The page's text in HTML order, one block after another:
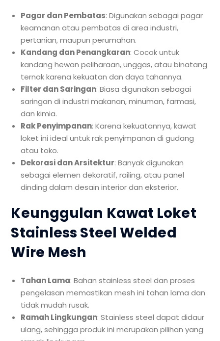
Pagar dan Pembatas: Digunakan sebagai pagar
keamanan atau pembatas di area industri,
pertanian, maupun perumahan.
Kandang dan Penangkaran: Cocok untuk
kandang hewan peliharaan, unggas, atau binatang
ternak karena kekuatan dan daya tahannya.
Filter dan Saringan: Biasa digunakan sebagai
saringan di industri makanan, minuman, farmasi,
dan kimia.
Rak Penyimpanan: Karena kekuatannya, kawat
loket ini ideal untuk rak penyimpanan di gudang
atau toko.
Dekorasi dan Arsitektur: Banyak digunakan
sebagai elemen dekoratif, railing, atau panel
dinding dalam desain interior dan eksterior.
Keunggulan Kawat Loket
Stainless Steel Welded
Wire Mesh
Tahan Lama: Bahan stainless steel dan proses
pengelasan memastikan mesh ini tahan lama dan
tidak mudah rusak.
Ramah Lingkungan: Stainless steel dapat didaur
ulang, sehingga produk ini merupakan pilihan yang